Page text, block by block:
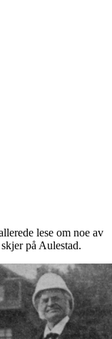
lese om noe av
på Aulestad.